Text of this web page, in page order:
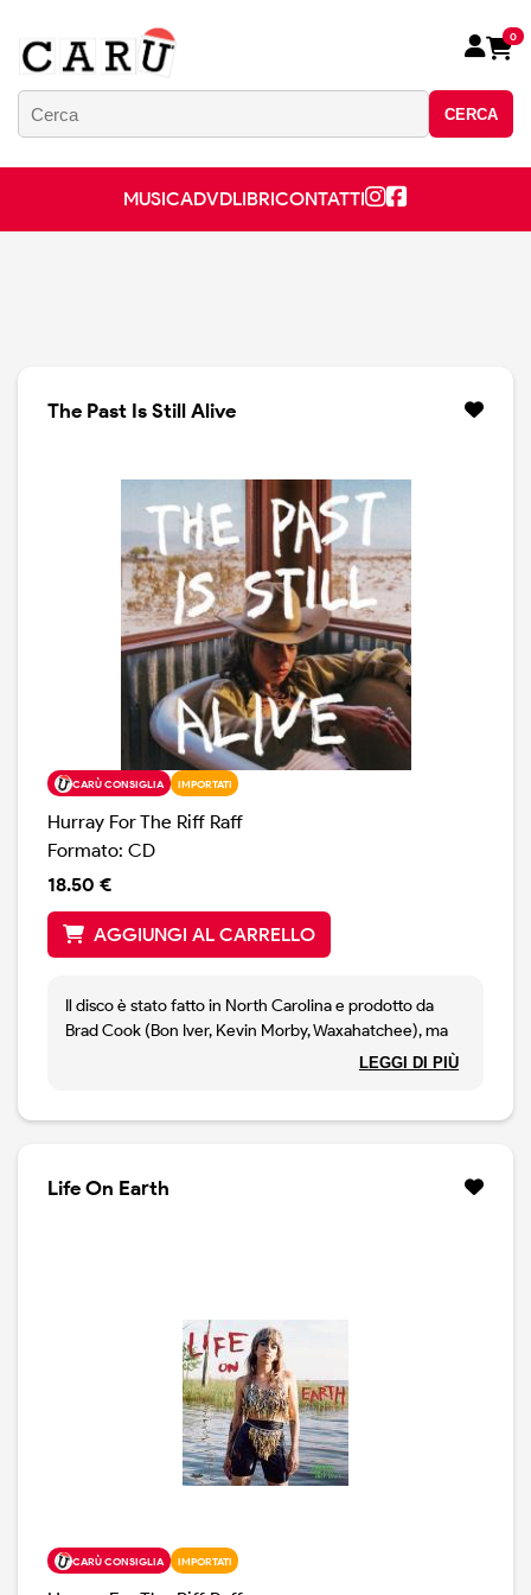
CERCA
0
MUSICADVDLIBRICONTATTI
The Past Is Still Alive
CARÙ CONSIGLIA IMPORTATI
Hurray For The Riff Raff
Formato: CD
18.50 €
AGGIUNGI AL CARRELLO
Il disco è stato fatto in North Carolina e prodotto da
Brad Cook (Bon Iver, Kevin Morby, Waxahatchee), ma
Alynda Lee Segarra, nata nel Bronx ma ormai stabile a
esperienze avute in Nebraska.Questo disco segue
creativo cast di collaboratori: Anjimile, Conor Oberst e
S.G. Goodman, che si uniscono alla voce di Alynda
Segarra. Il disco, classic rock eseguito con gusto e
misura, offre canzoni di spessore come Buffalo,
Hawkmoon, Colossus of Roads, Hourglass.
LEGGI DI PIÙ
Life On Earth
CARÙ CONSIGLIA IMPORTATI